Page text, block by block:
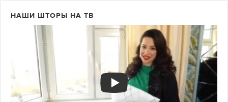
НАШИ ШТОРЫ НА ТВ